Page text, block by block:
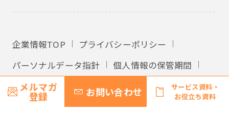
メルマガ
登録 お問い合わせ
サービス資料・
お役立ち資料
企業情報TOP
プライバシーポリシー
パーソナルデータ指針
個人情報の保管期間
外国への個人情報の提供
利用規約
サイトマップ